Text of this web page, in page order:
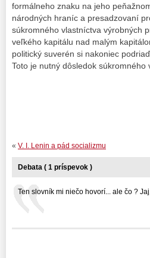
formálneho znaku na jeho
národných hraníc a presadzovaní
súkromného vlastníctva výrobných
veľkého kapitálu nad malým
politický suverén si nakoniec
Toto je nutný dôsledok
« V. I. Lenin a pád socializmu
Debata ( 1 príspevok )
Ten slovník mi niečo hovorí... ale čo ?